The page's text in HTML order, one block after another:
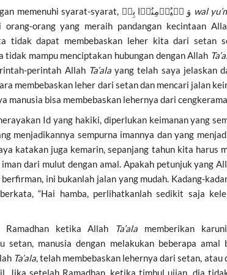
wal
orang-orang yang meraih pandangan kecintaan
tidak dapat membebaskan leher kita dari setan
tidak mampu menciptakan hubungan dengan Allah
perintah Allah Ta’alayang telah saya jelaskan
membebaskan leher dari setan dan mencari jalan
manusia bisa membebaskan lehernya dari
Id yang hakiki, diperlukan keimanan yang
menjadikannya sempurna imannya dan yang
katakan juga kemarin, sepanjang tahun kita harus
dari mulut dengan amal. Apakah petunjuk yang
ini bukanlah jalan yang mudah. Kadang-
“Hai hamba, perlihatkanlah sedikit saja
ketika Allah
Ta’ala memberikan
setan, manusia dengan melakukan beberapa
Ta’ala, telah membebaskan lehernya dari setan,
Jika setelah Ramadhan, ketika timbul ujian, dia